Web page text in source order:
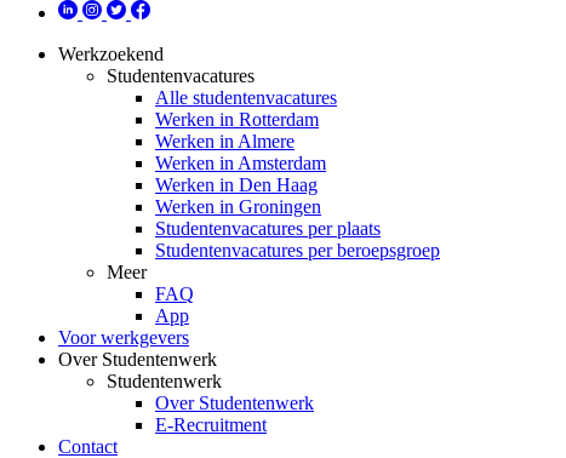
Werkzoekend
Studentenvacatures
Alle studentenvacatures
Werken in Rotterdam
Werken in Almere
Werken in Amsterdam
Werken in Den Haag
Werken in Groningen
Studentenvacatures per plaats
Studentenvacatures per beroepsgroep
Meer
FAQ
App
Voor werkgevers
Over Studentenwerk
Studentenwerk
Over Studentenwerk
E-Recruitment
Contact